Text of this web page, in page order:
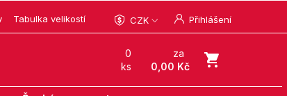
Tabulka velikostí CZK Přihlášení
0
ks
za
0,00 Kč